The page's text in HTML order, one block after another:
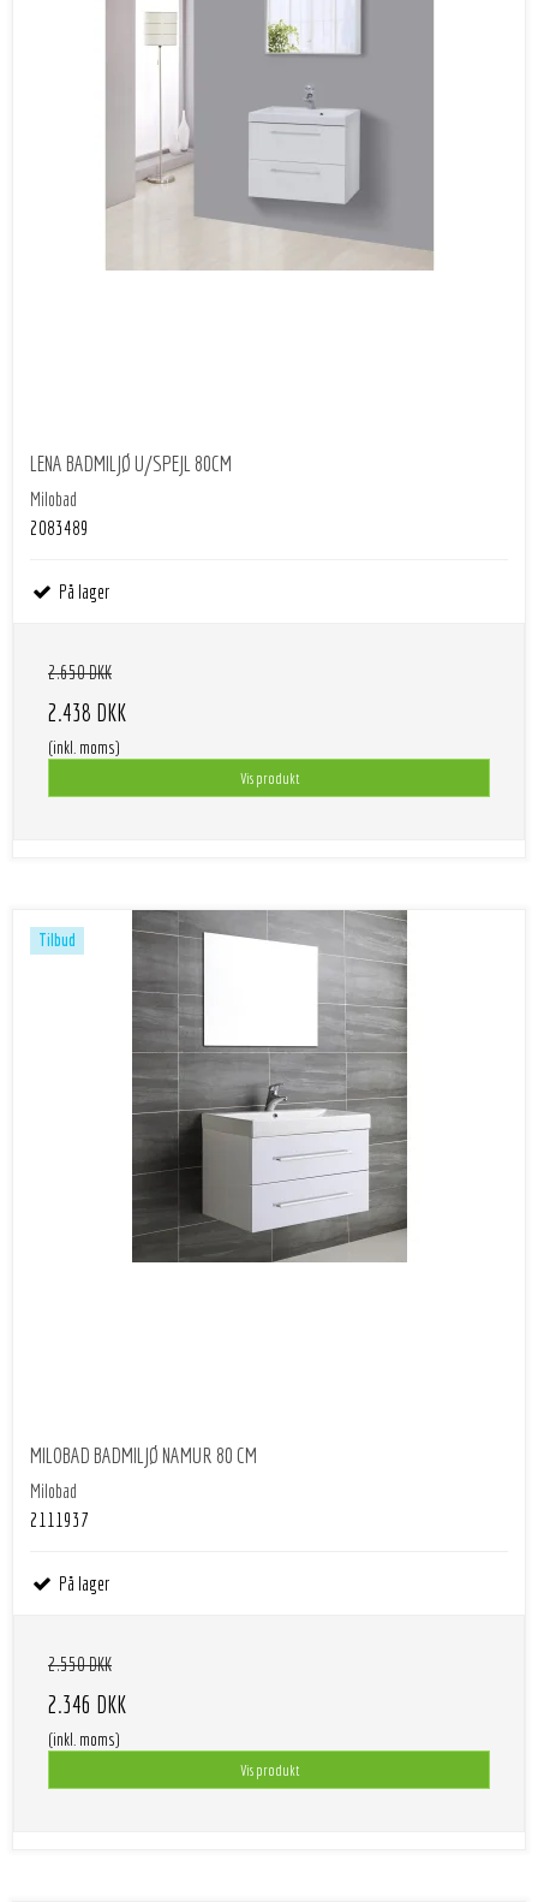
LENA BADMILJØ U/SPEJL 80CM
Milobad
2083489
På lager
2.650 DKK
2.438 DKK
(inkl. moms)
Vis produkt
Tilbud
MILOBAD BADMILJØ NAMUR 80 CM
Milobad
2111937
På lager
2.550 DKK
2.346 DKK
(inkl. moms)
Vis produkt